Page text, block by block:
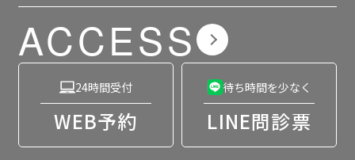
ACCESS
24時間受付
WEB予約
待ち時間を少なく
LINE問診票